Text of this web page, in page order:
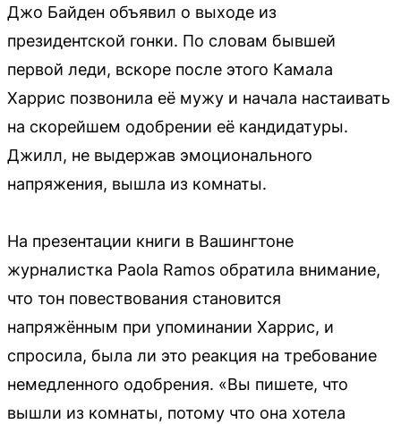
Джо Байден объявил о выходе из
президентской гонки. По словам бывшей
первой леди, вскоре после этого Камала
Харрис позвонила её мужу и начала настаивать
на скорейшем одобрении её кандидатуры.
Джилл, не выдержав эмоционального
напряжения, вышла из комнаты.
На презентации книги в Вашингтоне
журналистка Paola Ramos обратила внимание,
что тон повествования становится
напряжённым при упоминании Харрис, и
спросила, была ли это реакция на требование
немедленного одобрения. «Вы пишете, что
вышли из комнаты, потому что она хотела